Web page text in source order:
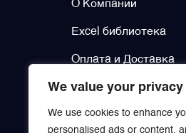
We value your privacy
We use cookies to enhance
personalised ads or content,
О Компании
Excel библиотека
Оплата и Доставка
Контакты